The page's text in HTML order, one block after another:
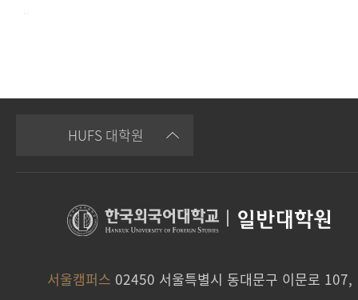
HUFS 대학원
일반대학원
서울캠퍼스 02450 서울특별시 동대문구 이문로 107,